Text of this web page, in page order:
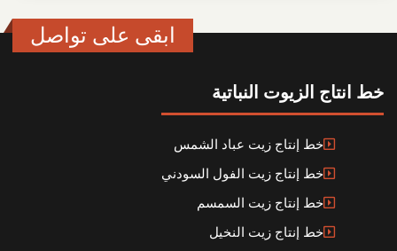
ابقى على تواصل
خط انتاج الزيوت النباتية
خط إنتاج زيت عباد الشمس
خط إنتاج زيت الفول السودني
خط إنتاج زيت السمسم
خط إنتاج زيت النخيل